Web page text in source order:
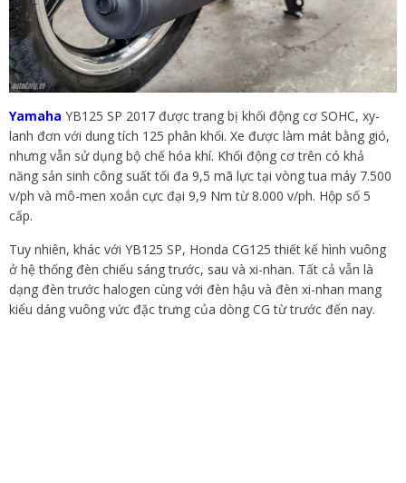
Yamaha YB125 SP 2017 được trang bị khối động cơ SOHC, xy-
lanh đơn với dung tích 125 phân khối. Xe được làm mát bằng gió,
nhưng vẫn sử dụng bộ chế hóa khí. Khối động cơ trên có khả
năng sản sinh công suất tối đa 9,5 mã lực tại vòng tua máy 7.500
v/ph và mô-men xoắn cực đại 9,9 Nm từ 8.000 v/ph. Hộp số 5
cấp.
Tuy nhiên, khác với YB125 SP, Honda CG125 thiết kế hình vuông
ở hệ thống đèn chiếu sáng trước, sau và xi-nhan. Tất cả vẫn là
dạng đèn trước halogen cùng với đèn hậu và đèn xi-nhan mang
kiểu dáng vuông vức đặc trưng của dòng CG từ trước đến nay.